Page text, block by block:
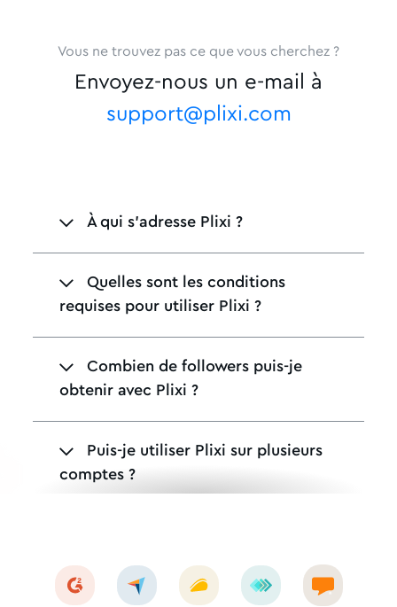
Vous ne trouvez pas ce que vous cherchez ?
Envoyez-nous un e-mail à
support@plixi.com
À qui s'adresse Plixi ?
Quelles sont les conditions
requises pour utiliser Plixi ?
Combien de followers puis-je
obtenir avec Plixi ?
Puis-je utiliser Plixi sur plusieurs
comptes ?